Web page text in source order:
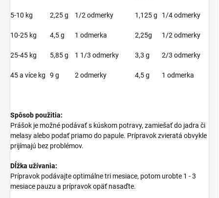
5-10 kg 2,25 g 1/2 odmerky 1,125 g 1/4 odmerky
10-25 kg 4,5 g 1 odmerka 2,25g 1/2 odmerky
25-45 kg 5,85 g 1 1/3 odmerky 3,3 g 2/3 odmerky
45 a více kg 9 g 2 odmerky 4,5 g 1 odmerka
Spôsob použitia:
Prášok je možné podávať s kúskom potravy, zamiešať do jadra či
melasy alebo podať priamo do papule. Prípravok zvieratá obvykle
prijímajú bez problémov.
Dĺžka užívania:
Prípravok podávajte optimálne tri mesiace, potom urobte 1 - 3
mesiace pauzu a prípravok opäť nasaďte.